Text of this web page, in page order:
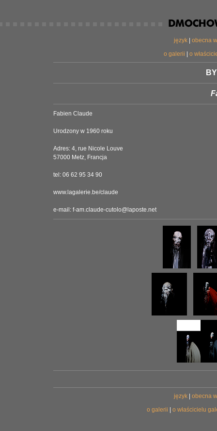
język| obecna
o galerii
o
Fabien Claude
Urodzony w 1960 roku
Adres: 4, rue Nicole Louve
57000 Metz, Francja
tel: 06 62 95 34 90
www.lagalerie.be/claude
e-mail: f-am.claude-cutolo@laposte.net
język| obecna
o galerii
o właścicielu